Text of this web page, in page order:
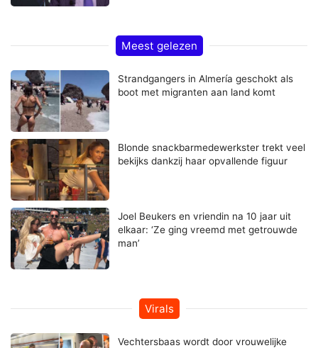
Meest gelezen
Strandgangers in Almería geschokt als
boot met migranten aan land komt
Blonde snackbarmedewerkster trekt veel
bekijks dankzij haar opvallende figuur
Joel Beukers en vriendin na 10 jaar uit
elkaar: ‘Ze ging vreemd met getrouwde
man’
Virals
Vechtersbaas wordt door vrouwelijke